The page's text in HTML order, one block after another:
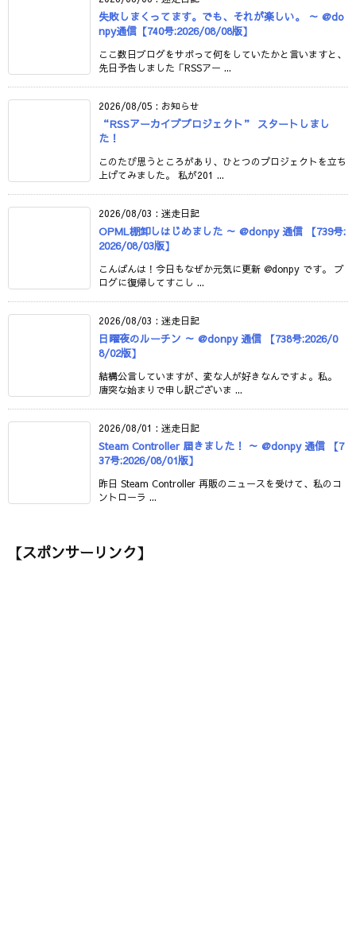
失敗しまくってます。でも、それが楽しい。 ～ @do
npy通信【740号:2026/08/08版】
ここ数日ブログをサボって何をしていたかと言いますと、
先日予告しました「RSSアー ...
2026/08/05 : お知らせ
“RSSアーカイブプロジェクト” スタートしまし
た！
このたび思うところがあり、ひとつのプロジェクトを立ち
上げてみました。 私が201 ...
2026/08/03 : 迷走日記
OPML棚卸しはじめました ～ @donpy 通信 【739号:
2026/08/03版】
こんばんは！今日もなぜか元気に更新 @donpy です。 ブ
ログに復帰してすこし ...
2026/08/03 : 迷走日記
日曜夜のルーチン ～ @donpy 通信 【738号:2026/0
8/02版】
結構公言していますが、変な人が好きなんですよ。私。
唐突な始まりで申し訳ございま ...
2026/08/01 : 迷走日記
Steam Controller 届きました！ ～ @donpy 通信 【7
37号:2026/08/01版】
昨日 Steam Controller 再販のニュースを受けて、私のコ
ントローラ ...
【スポンサーリンク】